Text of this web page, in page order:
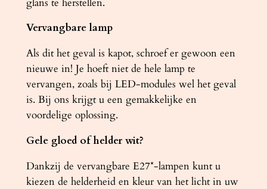
Vervangbare lamp
Als dit het geval is kapot, schroef er gewoon een
nieuwe in! Je hoeft niet de hele lamp te
vervangen, zoals bij LED-modules wel het geval
is. Bij ons krijgt u een gemakkelijke en
voordelige oplossing.
Gele gloed of helder wit?
Dankzij de vervangbare E27*-lampen kunt u
kiezen de helderheid en kleur van het licht in uw